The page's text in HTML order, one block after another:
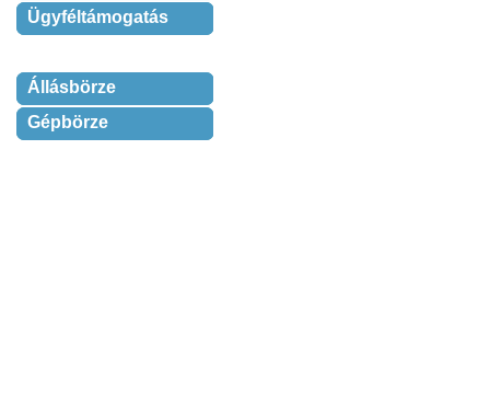
Ügyféltámogatás
Állásbörze
Gépbörze